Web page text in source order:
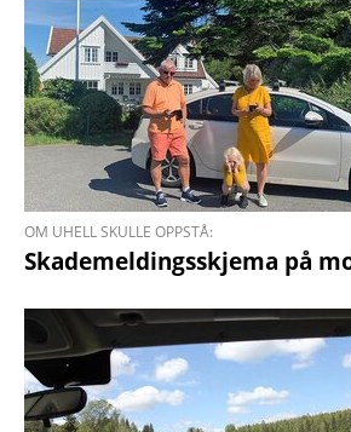
OM UHELL SKULLE OPPSTÅ:
Skade­meldings­skjema på